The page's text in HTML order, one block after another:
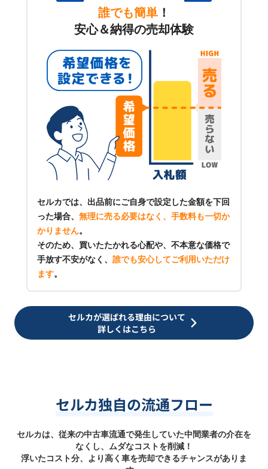
誰でも簡単 ！
安心＆納得の売却体験
セルカでは、出品前にご自身で設定した金額を下回
った場合、 無理に売る必要はなく、手数料も一切か
かりません。
そのため、買いたたかれる心配や、不本意な価格で
手放す不安がなく、 誰でも安心してご利用いただけ
ます。
セルカが選ばれる理由について
詳しくはこちら
セルカ独自の流通フロー
セルカは、従来の中古車流通で発生していた中間業者の介在を
なくし、ムダなコストを削減！
浮いたコスト分、より高く車を売却できるチャンスがありま